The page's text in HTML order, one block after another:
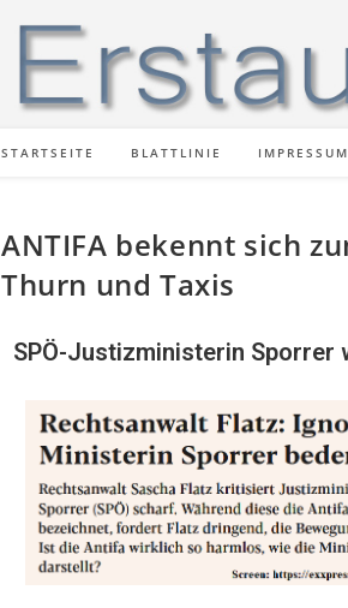
STARTSEITE BLATTLINIE IMPRESSUM
ANTIFA bekennt sich
Thurn und Taxis
SPÖ-Justizministerin Sporrer